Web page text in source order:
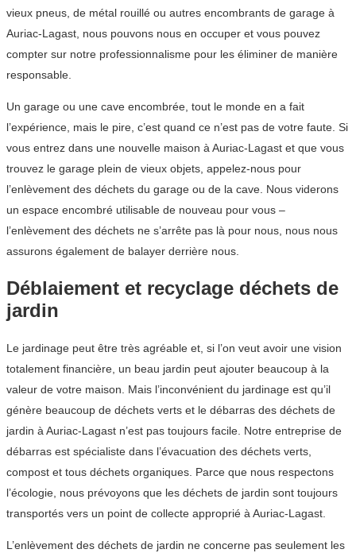
vieux pneus, de métal rouillé ou autres encombrants de garage à
Auriac-Lagast, nous pouvons nous en occuper et vous pouvez
compter sur notre professionnalisme pour les éliminer de manière
responsable.
Un garage ou une cave encombrée, tout le monde en a fait
l’expérience, mais le pire, c’est quand ce n’est pas de votre faute. Si
vous entrez dans une nouvelle maison à Auriac-Lagast et que vous
trouvez le garage plein de vieux objets, appelez-nous pour
l’enlèvement des déchets du garage ou de la cave. Nous viderons
un espace encombré utilisable de nouveau pour vous –
l’enlèvement des déchets ne s’arrête pas là pour nous, nous nous
assurons également de balayer derrière nous.
Déblaiement et recyclage déchets de
jardin
Le jardinage peut être très agréable et, si l’on veut avoir une vision
totalement financière, un beau jardin peut ajouter beaucoup à la
valeur de votre maison. Mais l’inconvénient du jardinage est qu’il
génère beaucoup de déchets verts et le débarras des déchets de
jardin à Auriac-Lagast n’est pas toujours facile. Notre entreprise de
débarras est spécialiste dans l’évacuation des déchets verts,
compost et tous déchets organiques. Parce que nous respectons
l’écologie, nous prévoyons que les déchets de jardin sont toujours
transportés vers un point de collecte approprié à Auriac-Lagast.
L’enlèvement des déchets de jardin ne concerne pas seulement les